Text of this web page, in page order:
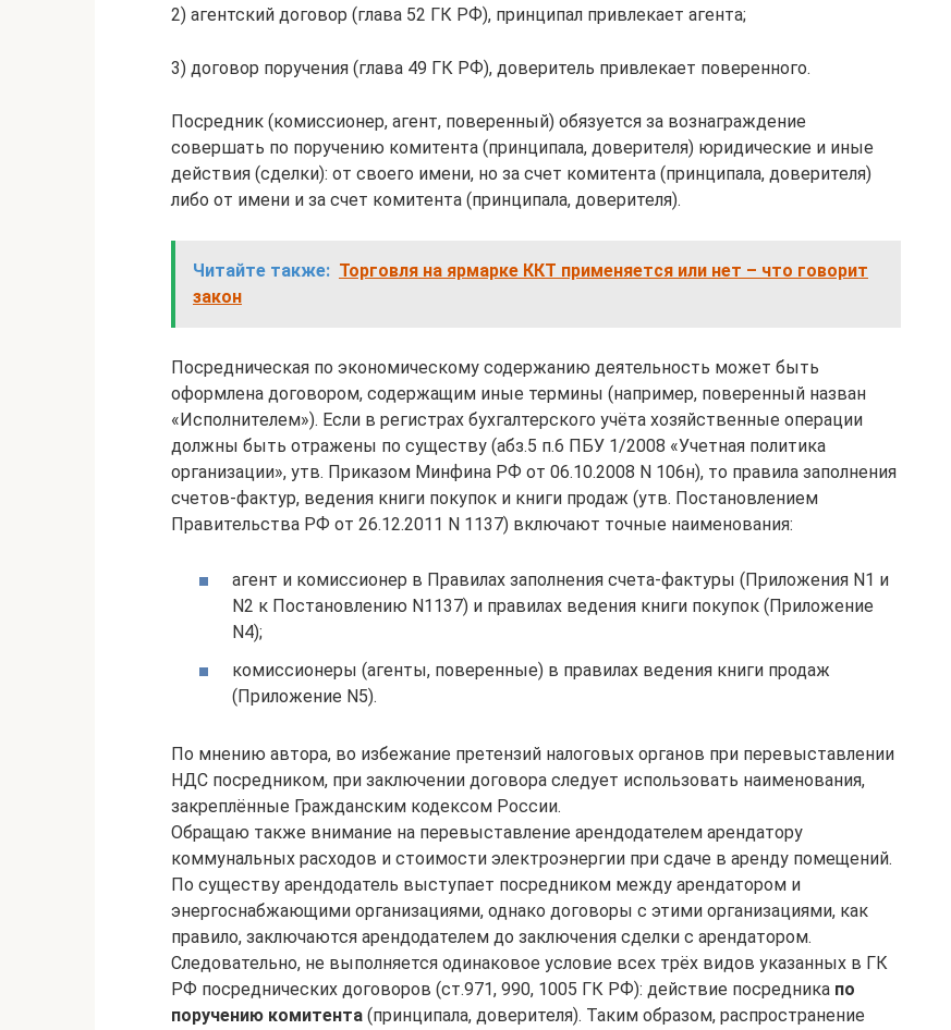
2) агентский договор (глава 52 ГК РФ), принципал привлекает агента;
3) договор поручения (глава 49 ГК РФ), доверитель привлекает поверенного.
Посредник (комиссионер, агент, поверенный) обязуется за вознаграждение
совершать по поручению комитента (принципала, доверителя) юридические и иные
действия (сделки): от своего имени, но за счет комитента (принципала, доверителя)
либо от имени и за счет комитента (принципала, доверителя).
Читайте также: Торговля на ярмарке ККТ применяется или нет – что говорит
закон
Посредническая по экономическому содержанию деятельность может быть
оформлена договором, содержащим иные термины (например, поверенный назван
«Исполнителем»). Если в регистрах бухгалтерского учёта хозяйственные операции
должны быть отражены по существу (абз.5 п.6 ПБУ 1/2008 «Учетная политика
организации», утв. Приказом Минфина РФ от 06.10.2008 N 106н), то правила заполнения
счетов-фактур, ведения книги покупок и книги продаж (утв. Постановлением
Правительства РФ от 26.12.2011 N 1137) включают точные наименования:
агент и комиссионер в Правилах заполнения счета-фактуры (Приложения N1 и
N2 к Постановлению N1137) и правилах ведения книги покупок (Приложение
N4);
комиссионеры (агенты, поверенные) в правилах ведения книги продаж
(Приложение N5).
По мнению автора, во избежание претензий налоговых органов при перевыставлении
НДС посредником, при заключении договора следует использовать наименования,
закреплённые Гражданским кодексом России.
Обращаю также внимание на перевыставление арендодателем арендатору
коммунальных расходов и стоимости электроэнергии при сдаче в аренду помещений.
По существу арендодатель выступает посредником между арендатором и
энергоснабжающими организациями, однако договоры с этими организациями, как
правило, заключаются арендодателем до заключения сделки с арендатором.
Следовательно, не выполняется одинаковое условие всех трёх видов указанных в ГК
РФ посреднических договоров (ст.971, 990, 1005 ГК РФ): действие посредника по
поручению комитента (принципала, доверителя). Таким образом, распространение